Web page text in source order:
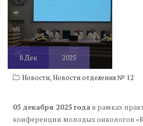
8Дек 2025
Новости,Новости отделения № 12
05 декабря 2025года в рамках
конференции молодых онкологов